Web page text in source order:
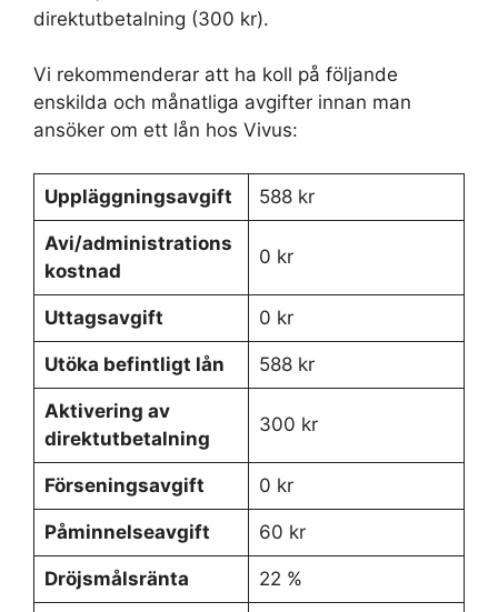
direktutbetalning (300 kr).
Vi rekommenderar att ha koll på följande
enskilda och månatliga avgifter innan man
ansöker om ett lån hos Vivus:
Uppläggningsavgift 588 kr
Avi/administrations
kostnad
0 kr
Uttagsavgift 0 kr
Utöka befintligt lån 588 kr
Aktivering av
direktutbetalning
300 kr
Förseningsavgift 0 kr
Påminnelseavgift 60 kr
Dröjsmålsränta 22 %